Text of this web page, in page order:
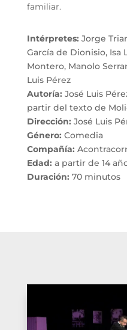
familiar.
Intérpretes: Jorge
García de Dionisio, Isa
Montero, Manolo
Luis Pérez
Autoría: José Luis
partir del texto de
Dirección: José Luis
Género: Comedia
Compañía:
Edad: a partir de 14
Duración: 70 minutos